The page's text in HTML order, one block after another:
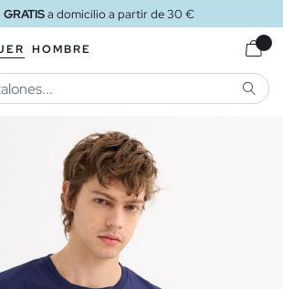
a domicilio a partir de 30 €
HOMBRE